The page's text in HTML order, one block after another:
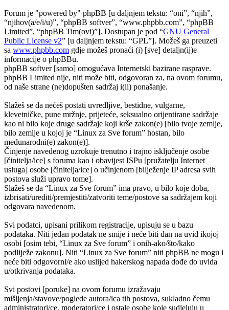
Forum je "powered by" phpBB [u daljnjem tekstu: “oni”, “njih”,
“njihov(a/e/i/u)”, “phpBB softver”, “www.phpbb.com”, “phpBB
Limited”, “phpBB Tim(ovi)”]. Dostupan je pod “GNU General
Public License v2” [u daljnjem tekstu: “GPL”]. Možeš ga preuzeti
sa www.phpbb.com gdje možeš pronaći (i) [sve] detaljn(ij)e
informacije o phpBBu.
phpBB softver [samo] omogućava Internetski bazirane rasprave.
phpBB Limited nije, niti može biti, odgovoran za, na ovom forumu,
od naše strane (ne)dopušten sadržaj i(li) ponašanje.
Slažeš se da nećeš postati uvredljive, bestidne, vulgarne,
klevetničke, pune mržnje, prijeteće, seksualno orijentirane sadržaje
kao ni bilo koje druge sadržaje koji krše zakon(e) [bilo tvoje zemlje,
bilo zemlje u kojoj je “Linux za Sve forum” hostan, bilo
međunarodni(e) zakon(e)].
Činjenje navedenog uzrokuje trenutno i trajno isključenje osobe
[činitelja/ice] s foruma kao i obavijest ISPu [pružatelju Internet
usluga] osobe [činitelja/ice] o učinjenom [bilježenje IP adresa svih
postova služi upravo tome].
Slažeš se da “Linux za Sve forum” ima pravo, u bilo koje doba,
izbrisati/urediti/premjestiti/zatvoriti teme/postove sa sadržajem koji
odgovara navedenom.
Svi podatci, upisani prilikom registracije, upisuju se u bazu
podataka. Niti jedan podatak ne smije i neće biti dan na uvid ikojoj
osobi [osim tebi, “Linux za Sve forum” i onih-ako/što/kako
podliježe zakonu]. Niti “Linux za Sve forum” niti phpBB ne mogu i
neće biti odgovorni/e ako uslijed hakerskog napada dođe do uvida
u/otkrivanja podataka.
Svi postovi [poruke] na ovom forumu izražavaju
mišljenja/stavove/poglede autora/ica tih postova, sukladno čemu
administratori/ce, moderatori/ce i ostale osobe koje sudjeluju u